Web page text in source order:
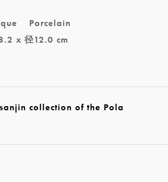
Porcelain
x 径12.0 cm
collection of the Pola